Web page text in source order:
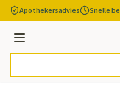
Ga naar de inhoud
Apothekersadvies Snelle
Menu